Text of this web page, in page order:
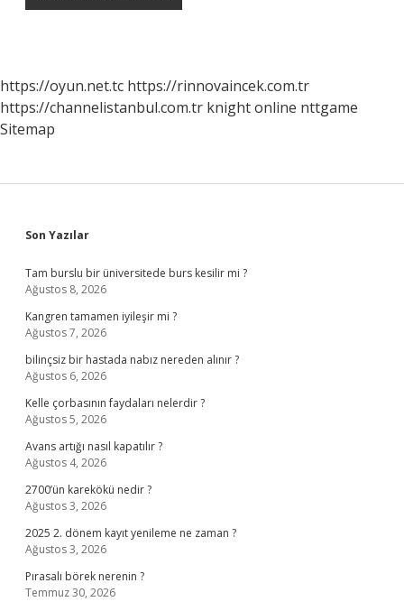
https://oyun.net.tc https://rinnovaincek.com.tr
https://channelistanbul.com.tr knight online nttgame
Sitemap
Sidebar
Son Yazılar
Tam burslu bir üniversitede burs kesilir mi ?
Ağustos 8, 2026
Kangren tamamen iyileşir mi ?
Ağustos 7, 2026
bilinçsiz bir hastada nabız nereden alınır ?
Ağustos 6, 2026
Kelle çorbasının faydaları nelerdir ?
Ağustos 5, 2026
Avans artığı nasıl kapatılır ?
Ağustos 4, 2026
2700’ün karekökü nedir ?
Ağustos 3, 2026
2025 2. dönem kayıt yenileme ne zaman ?
Ağustos 3, 2026
Pırasalı börek nerenin ?
Temmuz 30, 2026